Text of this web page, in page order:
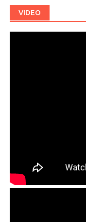
VIDEO